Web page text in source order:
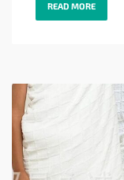
READ MORE